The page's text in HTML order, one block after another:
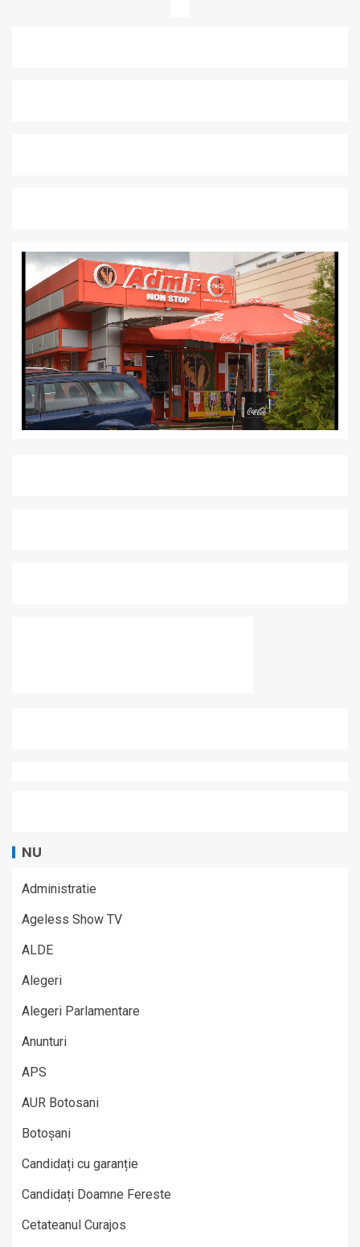
NU
Administratie
Ageless Show TV
ALDE
Alegeri
Alegeri Parlamentare
Anunturi
APS
AUR Botosani
Botoșani
Candidați cu garanție
Candidați Doamne Fereste
Cetateanul Curajos